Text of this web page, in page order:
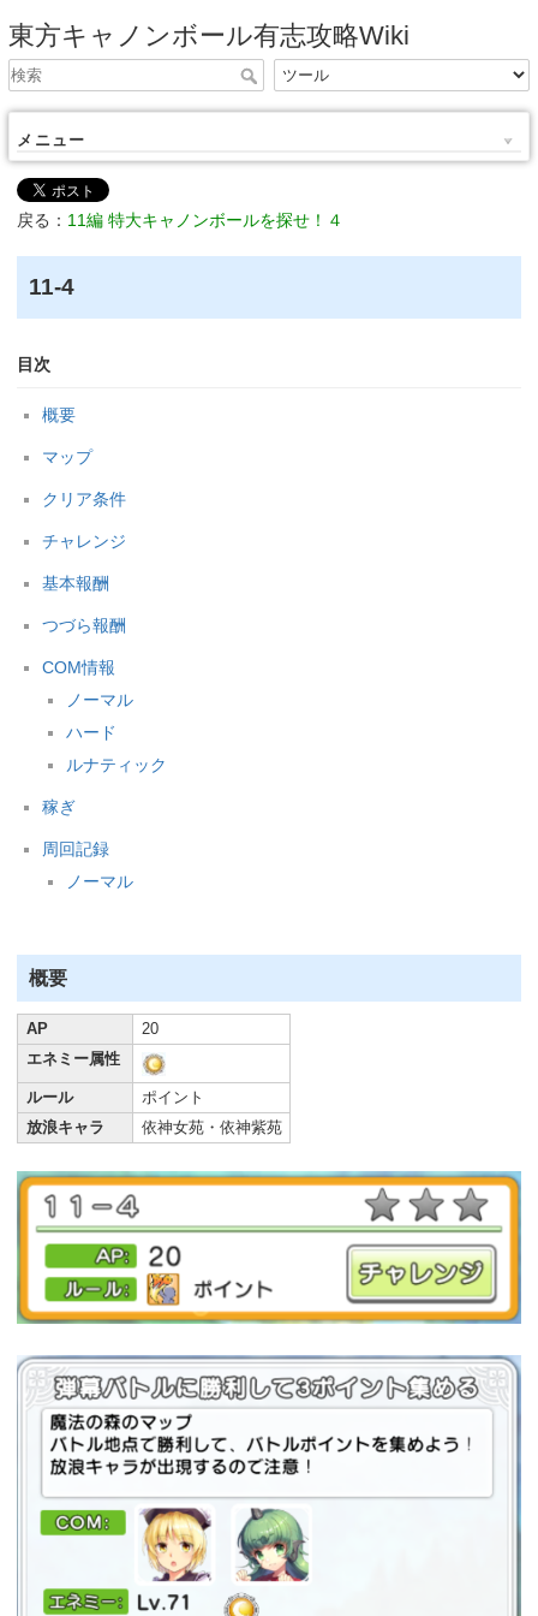
東方キャノンボール有志攻略Wiki
メニュー
戻る： 11編 特大キャノンボールを探せ！４
11-4
目次
概要
マップ
クリア条件
チャレンジ
基本報酬
つづら報酬
COM情報
ノーマル
ハード
ルナティック
稼ぎ
周回記録
ノーマル
概要
AP
20
エネミー属性
ルール
ポイント
放浪キャラ
依神女苑・依神紫苑